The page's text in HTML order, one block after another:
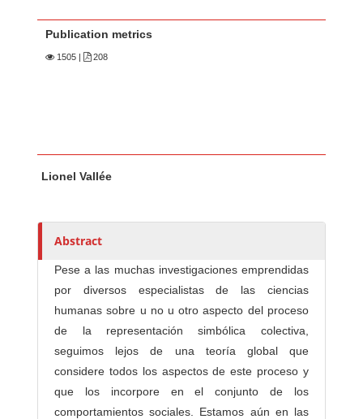
Publication metrics
1505 | 208
u
h
r
Lionel Vallée
Abstract
Pese a las muchas investigaciones emprendidas
por diversos especialistas de las ciencias
humanas sobre u no u otro aspecto del proceso
de la representación simbólica colectiva,
seguimos lejos de una teoría global que
considere todos los aspectos de este proceso y
que los incorpore en el conjunto de los
comportamientos sociales. Estamos aún en las